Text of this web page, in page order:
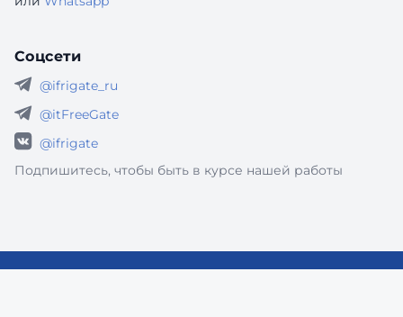
Соцсети
@ifrigate_ru
@itFreeGate
@ifrigate
Подпишитесь, чтобы быть в курсе нашей работы